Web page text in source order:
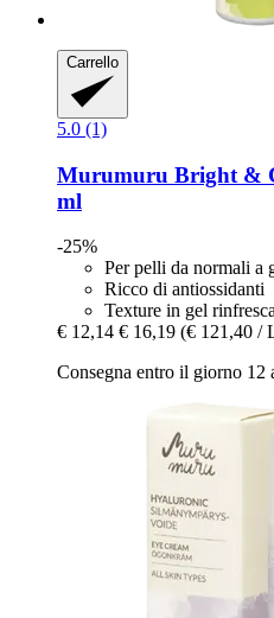
Carrello
5.0 (1)
Murumuru Bright &
ml
-25%
Per pelli da normali a
Ricco di antiossidanti
Texture in gel
€ 12,14 € 16,19 (€ 121,40 /
Consegna entro il giorno 12